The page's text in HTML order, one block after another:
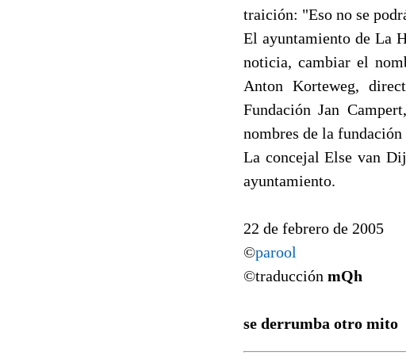
traición: "Eso no se
El ayuntamiento de La
noticia, cambiar el
Anton Korteweg,
Fundación Jan
nombres de la
La concejal Else van
ayuntamiento.
22 de febrero de 2005
©parool
©traducción mQh
se derrumba otro mito